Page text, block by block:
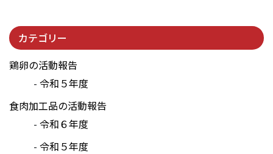
カテゴリー
鶏卵の活動報告
令和５年度
食肉加工品の活動報告
令和６年度
令和５年度